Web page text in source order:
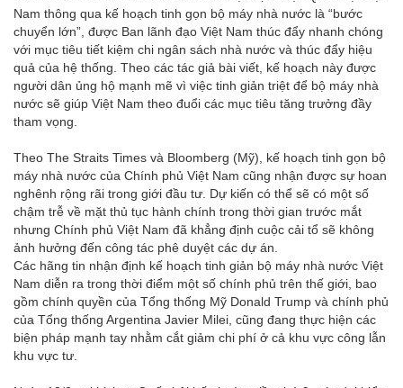
Nam thông qua kế hoạch tinh gọn bộ máy nhà nước là “bước
chuyển lớn”, được Ban lãnh đạo Việt Nam thúc đẩy nhanh chóng
với mục tiêu tiết kiệm chi ngân sách nhà nước và thúc đẩy hiệu
quả của hệ thống. Theo các tác giả bài viết, kế hoạch này được
người dân ủng hộ mạnh mẽ vì việc tinh giản triệt để bộ máy nhà
nước sẽ giúp Việt Nam theo đuổi các mục tiêu tăng trưởng đầy
tham vọng.
Theo The Straits Times và Bloomberg (Mỹ), kế hoạch tinh gọn bộ
máy nhà nước của Chính phủ Việt Nam cũng nhận được sự hoan
nghênh rộng rãi trong giới đầu tư. Dự kiến có thể sẽ có một số
chậm trễ về mặt thủ tục hành chính trong thời gian trước mắt
nhưng Chính phủ Việt Nam đã khẳng định cuộc cải tổ sẽ không
ảnh hưởng đến công tác phê duyệt các dự án.
Các hãng tin nhận định kế hoạch tinh giản bộ máy nhà nước Việt
Nam diễn ra trong thời điểm một số chính phủ trên thế giới, bao
gồm chính quyền của Tổng thống Mỹ Donald Trump và chính phủ
của Tổng thống Argentina Javier Milei, cũng đang thực hiện các
biện pháp mạnh tay nhằm cắt giảm chi phí ở cả khu vực công lẫn
khu vực tư.